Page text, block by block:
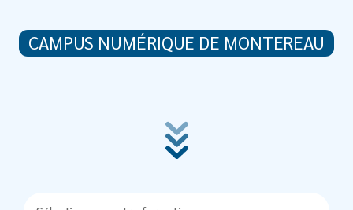
CAMPUS NUMÉRIQUE DE MONTEREAU